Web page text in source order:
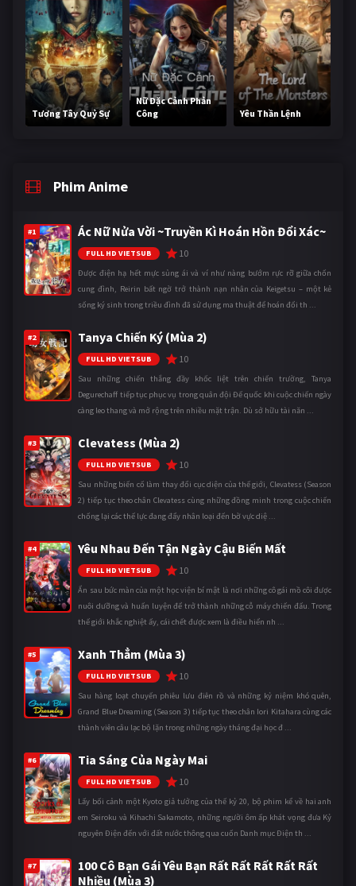
Tương Tây Quỷ Sự
Nữ Đặc Cảnh Phản
Công
Yêu Thần Lệnh
Phim Anime
#1 Ác Nữ Nửa Vời ~Truyền Kì Hoán Hồn Đổi Xác~
FULL HD VIETSUB 10
Được điện hạ hết mực sủng ái và ví như nàng bướm rực rỡ giữa chốn
cung đình, Reirin bất ngờ trở thành nạn nhân của Keigetsu – một kẻ
sống ký sinh trong triều đình đã sử dụng ma thuật để hoán đổi th ...
#2 Tanya Chiến Ký (Mùa 2)
FULL HD VIETSUB 10
Sau những chiến thắng đầy khốc liệt trên chiến trường, Tanya
Degurechaff tiếp tục phục vụ trong quân đội Đế quốc khi cuộc chiến ngày
càng leo thang và mở rộng trên nhiều mặt trận. Dù sở hữu tài năn ...
#3 Clevatess (Mùa 2)
FULL HD VIETSUB 10
Sau những biến cố làm thay đổi cục diện của thế giới, Clevatess (Season
2) tiếp tục theo chân Clevatess cùng những đồng minh trong cuộc chiến
chống lại các thế lực đang đẩy nhân loại đến bờ vực diệ ...
#4 Yêu Nhau Đến Tận Ngày Cậu Biến Mất
FULL HD VIETSUB 10
Ẩn sau bức màn của một học viện bí mật là nơi những cô gái mồ côi được
nuôi dưỡng và huấn luyện để trở thành những cỗ máy chiến đấu. Trong
thế giới khắc nghiệt ấy, cái chết được xem là điều hiển nh ...
#5 Xanh Thẳm (Mùa 3)
FULL HD VIETSUB 10
Sau hàng loạt chuyến phiêu lưu điên rồ và những kỷ niệm khó quên,
Grand Blue Dreaming (Season 3) tiếp tục theo chân Iori Kitahara cùng các
thành viên câu lạc bộ lặn trong những ngày tháng đại học đ ...
#6 Tia Sáng Của Ngày Mai
FULL HD VIETSUB 10
Lấy bối cảnh một Kyoto giả tưởng của thế kỷ 20, bộ phim kể về hai anh
em Seiroku và Kihachi Sakamoto, những người ôm ấp khát vọng đưa Kỷ
nguyên Điện đến với đất nước thông qua cuốn Danh mục Điện th ...
#7
100 Cô Bạn Gái Yêu Bạn Rất Rất Rất Rất Rất
Nhiều (Mùa 3)